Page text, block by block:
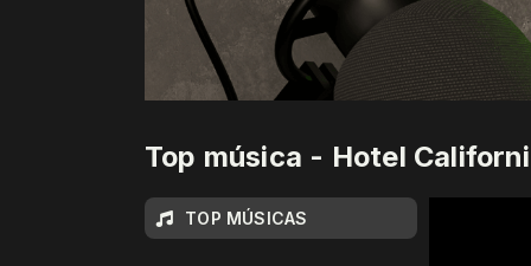
Top música - Hotel
TOP MÚSICAS